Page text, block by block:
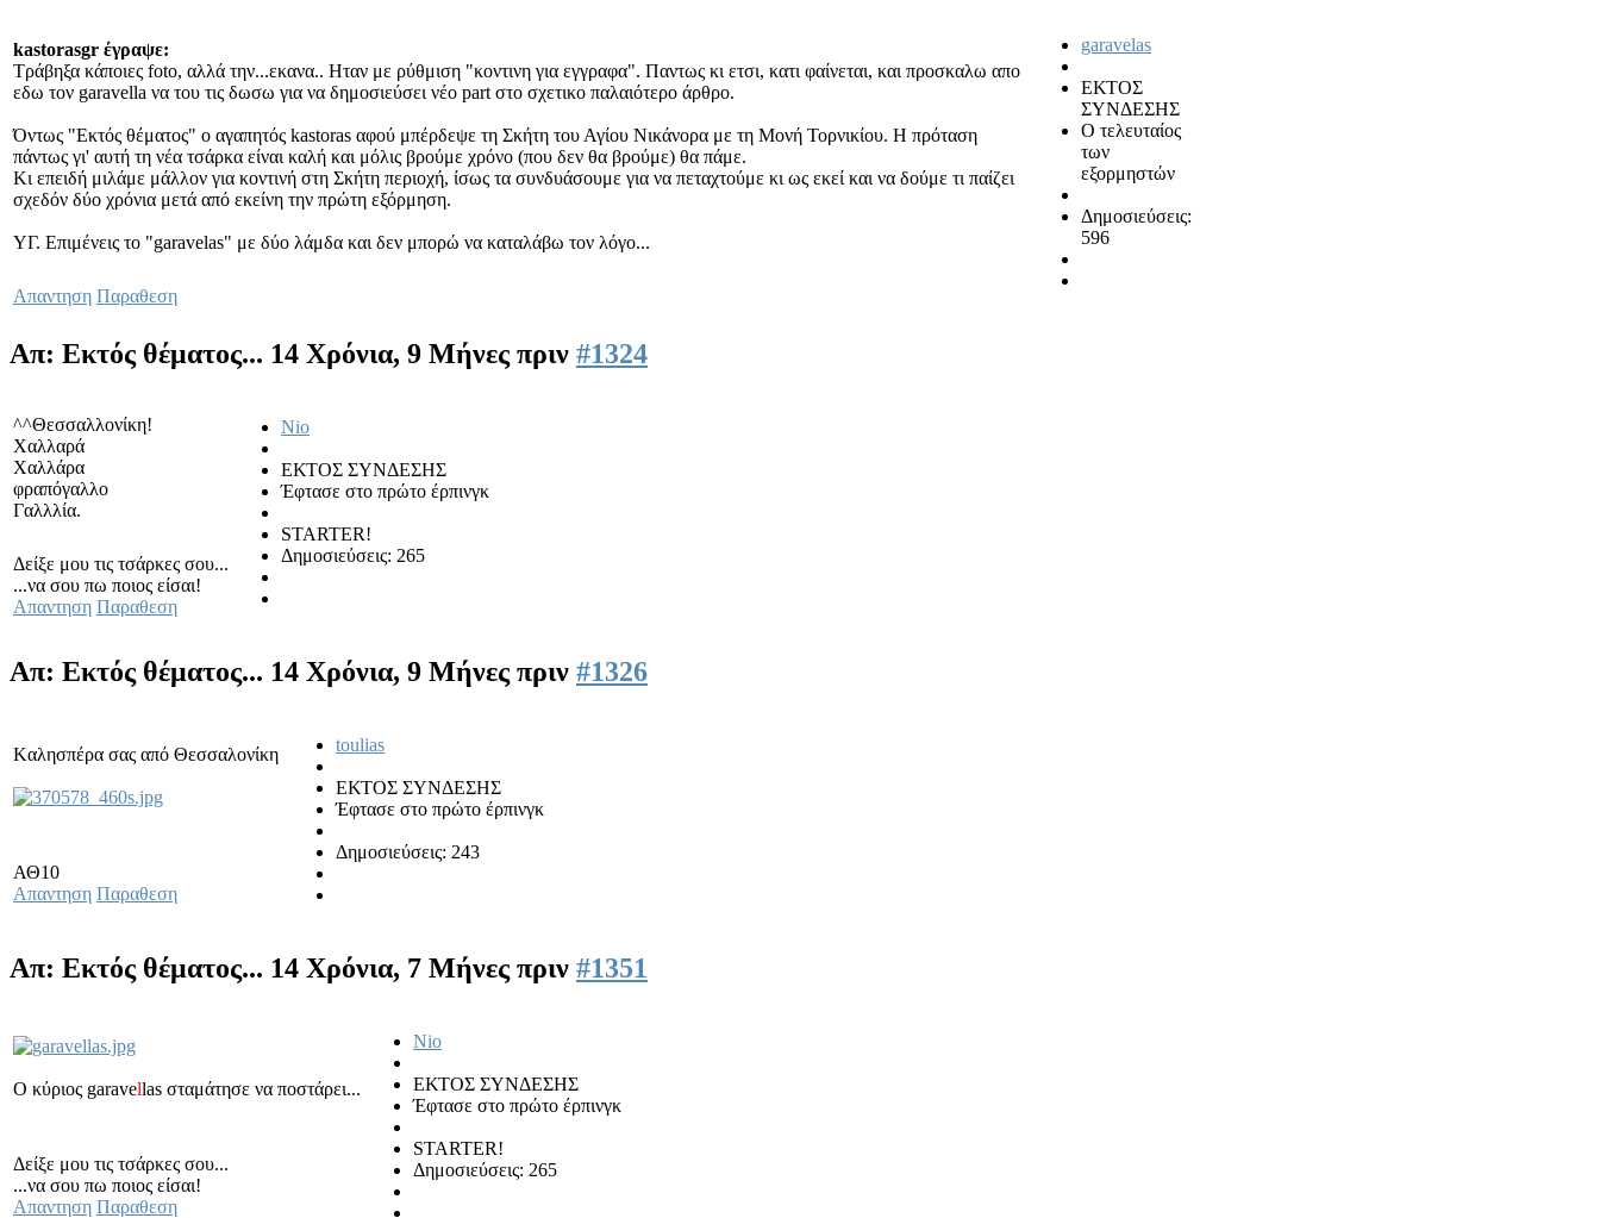
kastorasgr έγραψε:
Τράβηξα κάποιες foto, αλλά την...εκανα.. Ηταν με ρύθμιση "κοντινη για εγγραφα". Παντως κι ετσι, κατι φαίνεται, και προσκαλω απο
εδω τον garavella να του τις δωσω για να δημοσιεύσει νέο part στο σχετικο παλαιότερο άρθρο.
Όντως "Εκτός θέματος" ο αγαπητός kastoras αφού μπέρδεψε τη Σκήτη του Αγίου Νικάνορα με τη Μονή Τορνικίου. Η πρόταση
πάντως γι' αυτή τη νέα τσάρκα είναι καλή και μόλις βρούμε χρόνο (που δεν θα βρούμε) θα πάμε.
Κι επειδή μιλάμε μάλλον για κοντινή στη Σκήτη περιοχή, ίσως τα συνδυάσουμε για να πεταχτούμε κι ως εκεί και να δούμε τι παίζει
σχεδόν δύο χρόνια μετά από εκείνη την πρώτη εξόρμηση.
ΥΓ. Επιμένεις το "garavelas" με δύο λάμδα και δεν μπορώ να καταλάβω τον λόγο...
garavelas
ΕΚΤΟΣ
ΣΥΝΔΕΣΗΣ
Ο τελευταίος
των
εξορμηστών
Δημοσιεύσεις:
596
Απαντηση Παραθεση
Απ: Εκτός θέματος... 14 Χρόνια, 9 Μήνες πριν #1324
^^Θεσσαλλονίκη!
Χαλλαρά
Χαλλάρα
φραπόγαλλο
Γαλλλία.
Nio
ΕΚΤΟΣ ΣΥΝΔΕΣΗΣ
Έφτασε στο πρώτο έρπινγκ
STARTER!
Δημοσιεύσεις: 265
Δείξε μου τις τσάρκες σου...
...να σου πω ποιος είσαι!
Απαντηση Παραθεση
Απ: Εκτός θέματος... 14 Χρόνια, 9 Μήνες πριν #1326
Kαλησπέρα σας από Θεσσαλονίκη toulias
ΕΚΤΟΣ ΣΥΝΔΕΣΗΣ
Έφτασε στο πρώτο έρπινγκ
Δημοσιεύσεις: 243
ΑΘ10
Απαντηση Παραθεση
Απ: Εκτός θέματος... 14 Χρόνια, 7 Μήνες πριν #1351
Ο κύριος garavellas σταμάτησε να ποστάρει...
Nio
ΕΚΤΟΣ ΣΥΝΔΕΣΗΣ
Έφτασε στο πρώτο έρπινγκ
STARTER!
Δημοσιεύσεις: 265
Δείξε μου τις τσάρκες σου...
...να σου πω ποιος είσαι!
Απαντηση Παραθεση